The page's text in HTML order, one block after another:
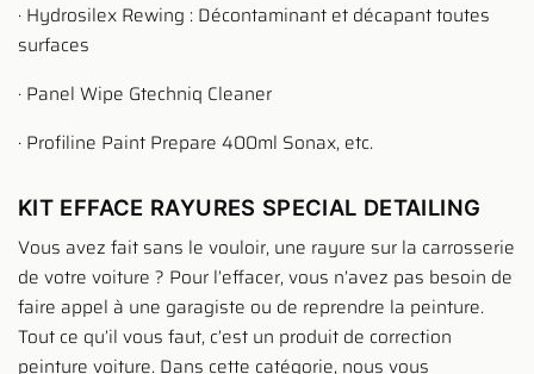
· Hydrosilex Rewing : Décontaminant et décapant toutes
surfaces
· Panel Wipe Gtechniq Cleaner
· Profiline Paint Prepare 400ml Sonax, etc.
KIT EFFACE RAYURES SPECIAL DETAILING
Vous avez fait sans le vouloir, une rayure sur la carrosserie
de votre voiture ? Pour l’effacer, vous n’avez pas besoin de
faire appel à une garagiste ou de reprendre la peinture.
Tout ce qu’il vous faut, c’est un produit de correction
peinture voiture. Dans cette catégorie, nous vous